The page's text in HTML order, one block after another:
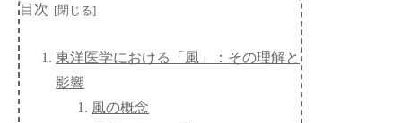
目次
東洋医学における「風」：その理解と
影響
風の概念